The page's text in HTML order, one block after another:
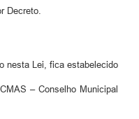
Decreto.
nesta Lei, fica estabelecido
– Conselho Municipal